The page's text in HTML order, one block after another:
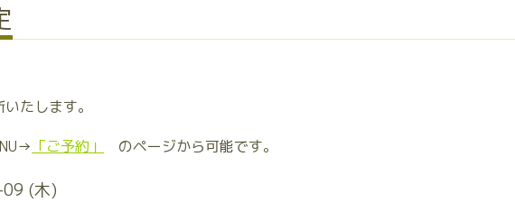
たします。
「ご予約」 のページから可能です。
(木)